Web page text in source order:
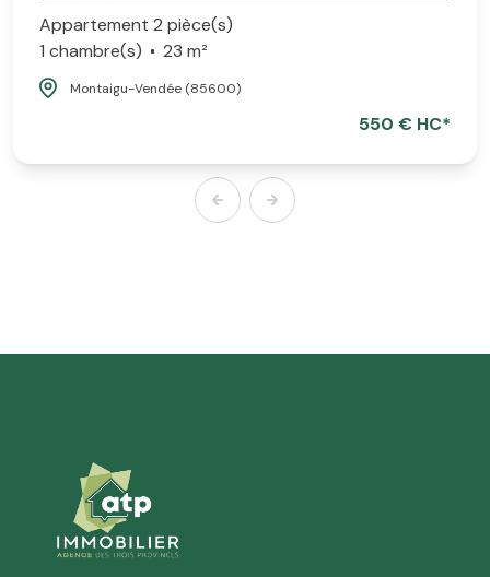
Appartement 2 pièce(s)
1 chambre(s)
23 m²
Montaigu-Vendée (85600)
550 € HC*